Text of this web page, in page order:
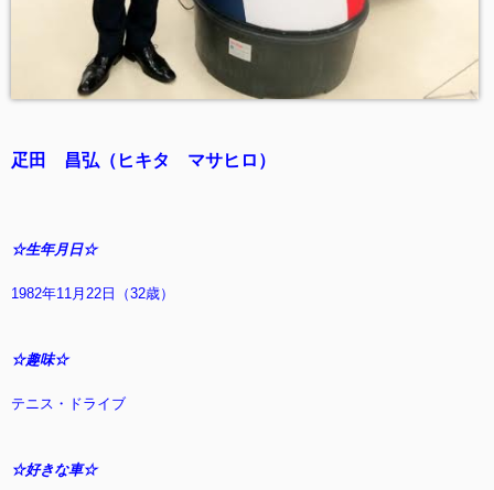
疋田 昌弘（ヒキタ マサヒロ）
☆生年月日☆
1982年11月22日（32歳）
☆趣味☆
テニス・ドライブ
☆好きな車☆